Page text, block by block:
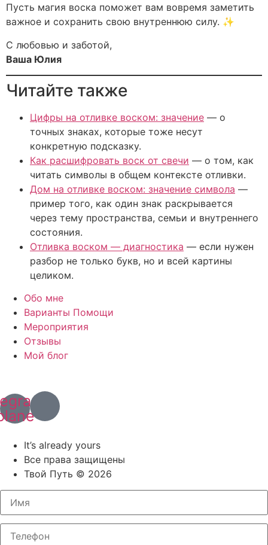
Пусть магия воска поможет вам вовремя заметить
важное и сохранить свою внутреннюю силу. ✨
С любовью и заботой,
Ваша Юлия
Читайте также
Цифры на отливке воском: значение — о
точных знаках, которые тоже несут
конкретную подсказку.
Как расшифровать воск от свечи — о том, как
читать символы в общем контексте отливки.
Дом на отливке воском: значение символа —
пример того, как один знак раскрывается
через тему пространства, семьи и внутреннего
состояния.
Отливка воском — диагностика — если нужен
разбор не только букв, но и всей картины
целиком.
Обо мне
Варианты Помощи
Мероприятия
Отзывы
Мой блог
It’s already yours
Все права защищены
Твой Путь © 2026